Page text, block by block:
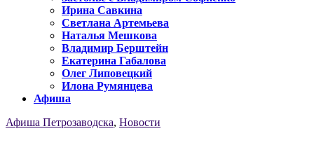
Ирина Савкина
Светлана Артемьева
Наталья Мешкова
Владимир Берштейн
Екатерина Габалова
Олег Липовецкий
Илона Румянцева
Афиша
Афиша Петрозаводска, Новости